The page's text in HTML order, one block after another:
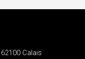
Calais